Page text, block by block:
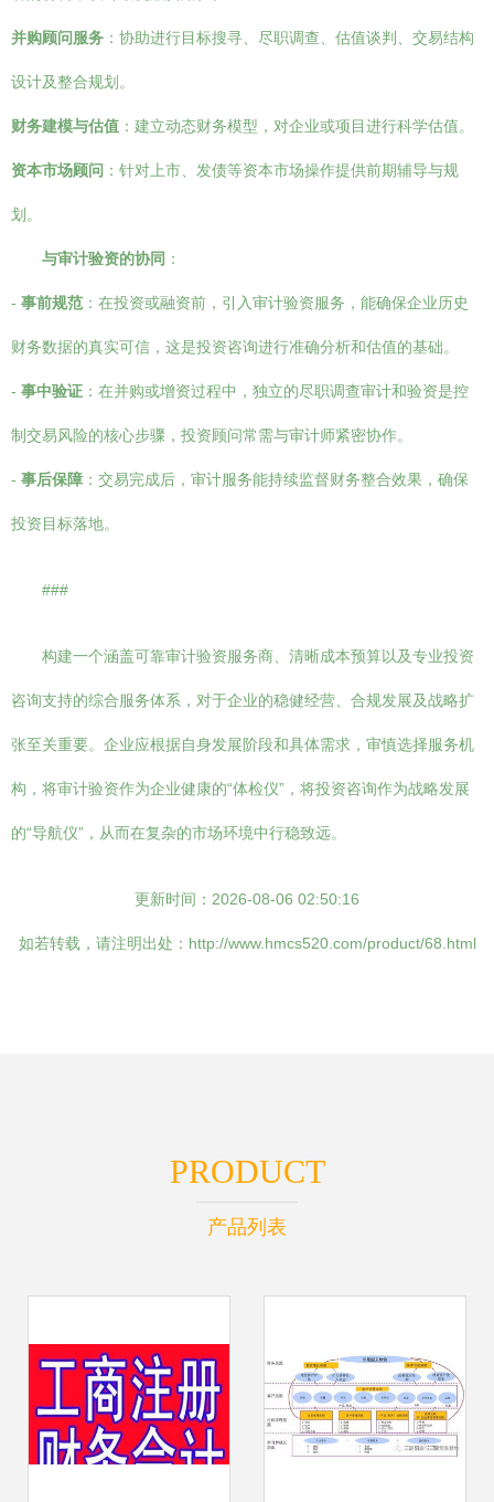
并购顾问服务 ：协助进行目标搜寻、尽职调查、估值谈判、交易结构
设计及整合规划。
财务建模与估值 ：建立动态财务模型，对企业或项目进行科学估值。
资本市场顾问 ：针对上市、发债等资本市场操作提供前期辅导与规
划。
与审计验资的协同 ：
- 事前规范 ：在投资或融资前，引入审计验资服务，能确保企业历史
财务数据的真实可信，这是投资咨询进行准确分析和估值的基础。
- 事中验证 ：在并购或增资过程中，独立的尽职调查审计和验资是控
制交易风险的核心步骤，投资顾问常需与审计师紧密协作。
- 事后保障 ：交易完成后，审计服务能持续监督财务整合效果，确保
投资目标落地。
###
构建一个涵盖可靠审计验资服务商、清晰成本预算以及专业投资
咨询支持的综合服务体系，对于企业的稳健经营、合规发展及战略扩
张至关重要。企业应根据自身发展阶段和具体需求，审慎选择服务机
构，将审计验资作为企业健康的“体检仪”，将投资咨询作为战略发展
的“导航仪”，从而在复杂的市场环境中行稳致远。
更新时间：2026-08-06 02:50:16
如若转载，请注明出处：http://www.hmcs520.com/product/68.html
PRODUCT
产品列表